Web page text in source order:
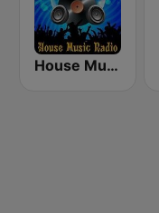
House Music Radio